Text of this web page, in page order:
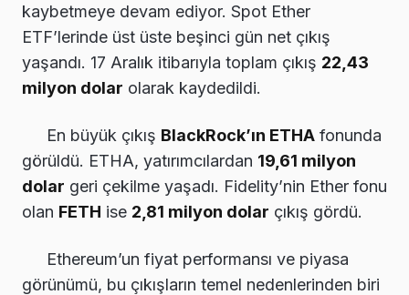
kaybetmeye devam ediyor. Spot Ether
ETF’lerinde üst üste beşinci gün net çıkış
yaşandı. 17 Aralık itibarıyla toplam çıkış 22,43
milyon dolar olarak kaydedildi.
En büyük çıkış BlackRock’ın ETHA fonunda
görüldü. ETHA, yatırımcılardan 19,61 milyon
dolar geri çekilme yaşadı. Fidelity’nin Ether fonu
olan FETH ise 2,81 milyon dolar çıkış gördü.
Ethereum’un fiyat performansı ve piyasa
görünümü, bu çıkışların temel nedenlerinden biri